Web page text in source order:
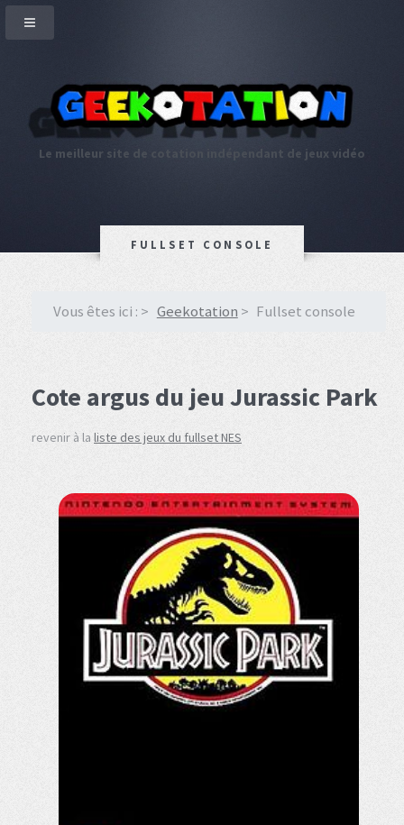
Le meilleur site de cotation indépendant de jeux vidéo
FULLSET CONSOLE
Vous êtes ici : Geekotation Fullset console
Cote argus du jeu Jurassic Park
revenir à la liste des jeux du fullset NES